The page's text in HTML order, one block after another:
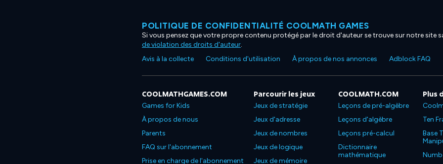
POLITIQUE DE CONFIDENTIALITÉ COOLMATH GAMES
Si vous pensez que votre propre contenu protégé par le droit d'auteur se trouve sur notre site
de violation des droits d'auteur.
Avis à la collecte
Conditions d'utilisation À propos de nos annonces Adblock FAQ
COOLMATHGAMES.COM
Games for Kids
À propos de nous
Parents
FAQ sur l'abonnement
Prise en charge de l'abonnement
Parcourir les jeux
Jeux de stratégie
Jeux d'adresse
Jeux de nombres
Jeux de logique
Jeux de mémoire
COOLMATH.COM
Leçons de pré-algèbre
Leçons d'algèbre
Leçons pré-calcul
Dictionnaire
mathématique
Plus
Ten
Base